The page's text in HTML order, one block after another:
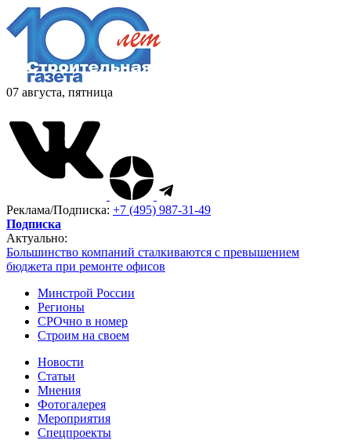
07 августа, пятница
Реклама/Подписка: +7 (495) 987-31-49
Подписка
Актуально:
Большинство компаний сталкиваются с превышением
бюджета при ремонте офисов
Минстрой России
Регионы
СРОчно в номер
Строим на своем
Новости
Статьи
Мнения
Фотогалерея
Мероприятия
Спецпроекты